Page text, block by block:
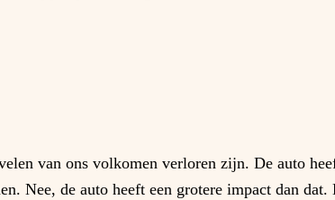
van ons volkomen verloren zijn. De auto
Nee, de auto heeft een grotere impact dan dat.